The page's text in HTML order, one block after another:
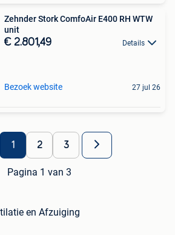
Zehnder Stork ComfoAir E400 RH WTW
unit
€ 2.801,49 Details
Bezoek website 27 jul 26
1 2 3
Pagina 1 van 3
en Afzuiging